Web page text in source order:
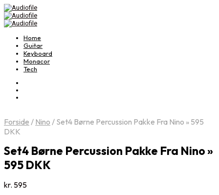
Home
Guitar
Keyboard
Monacor
Tech
Forside / Nino / Set4 Børne Percussion Pakke Fra Nino » 595
DKK
Set4 Børne Percussion Pakke Fra Nino »
595 DKK
kr. 595